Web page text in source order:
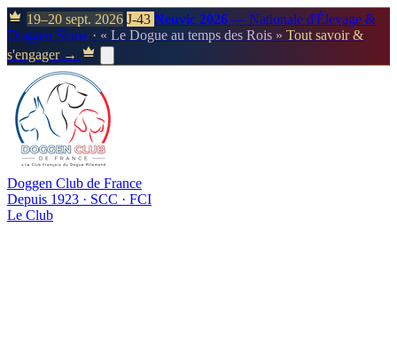
19–20 sept. 2026 J-43 Neuvic 2026 — Nationale d'Élevage &
Doggen Show · « Le Dogue au temps des Rois » Tout savoir &
s'engager →
Doggen Club de France
Depuis 1923 · SCC · FCI
Le Club